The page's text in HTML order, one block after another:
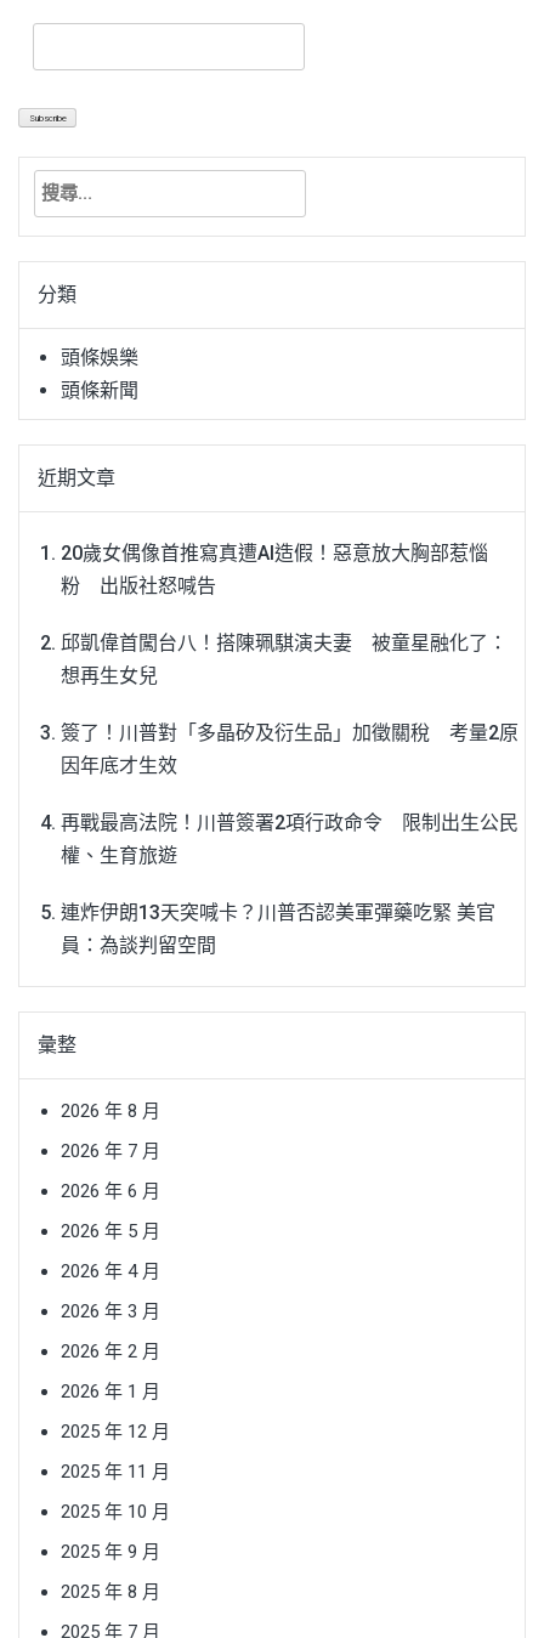
搜
關
字:分類
頭條娛樂
頭條新聞
近期文章
20歲女偶像首推寫真遭AI造假！惡意放大胸部惹惱
粉 出版社怒喊告
邱凱偉首闖台八！搭陳珮騏演夫妻 被童星融化了：
想再生女兒
簽了！川普對「多晶矽及衍生品」加徵關稅 考量2原
因年底才生效
再戰最高法院！川普簽署2項行政命令 限制出生公民
權、生育旅遊
連炸伊朗13天突喊卡？川普否認美軍彈藥吃緊 美官
員：為談判留空間
彙整
2026 年 8 月
2026 年 7 月
2026 年 6 月
2026 年 5 月
2026 年 4 月
2026 年 3 月
2026 年 2 月
2026 年 1 月
2025 年 12 月
2025 年 11 月
2025 年 10 月
2025 年 9 月
2025 年 8 月
2025 年 7 月